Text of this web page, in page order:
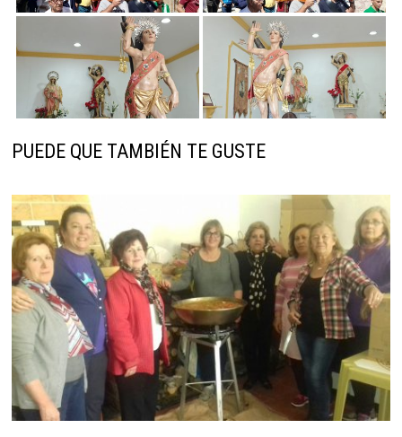
PUEDE QUE TAMBIÉN TE GUSTE